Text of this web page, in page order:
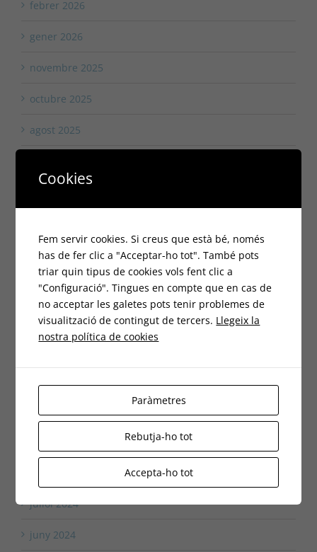
febrer 2026
gener 2026
novembre 2025
octubre 2025
agost 2025
abril 2025
març 2025
febrer 2025
octubre 2024
juliol 2024
juny 2024
Cookies
Fem servir cookies. Si creus que està bé, només
has de fer clic a "Acceptar-ho tot". També pots
triar quin tipus de cookies vols fent clic a
"Configuració". Tingues en compte que en cas de
no acceptar les galetes pots tenir problemes de
visualització de contingut de tercers. Llegeix la
nostra política de cookies
Paràmetres
Rebutja-ho tot
Accepta-ho tot